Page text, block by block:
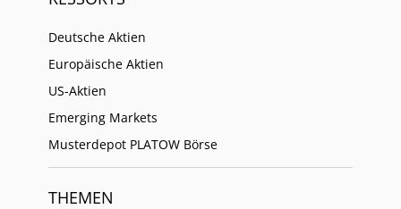
Deutsche Aktien
Europäische Aktien
US-Aktien
Emerging Markets
Musterdepot PLATOW Börse
THEMEN